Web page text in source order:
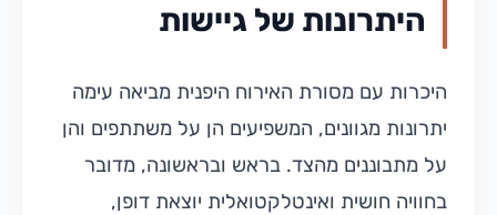
היתרונות של גיישות
היכרות עם מסורת האירוח היפנית מביאה עימה
יתרונות מגוונים, המשפיעים הן על משתתפים והן
על מתבוננים מהצד. בראש ובראשונה, מדובר
בחוויה חושית ואינטלקטואלית יוצאת דופן,